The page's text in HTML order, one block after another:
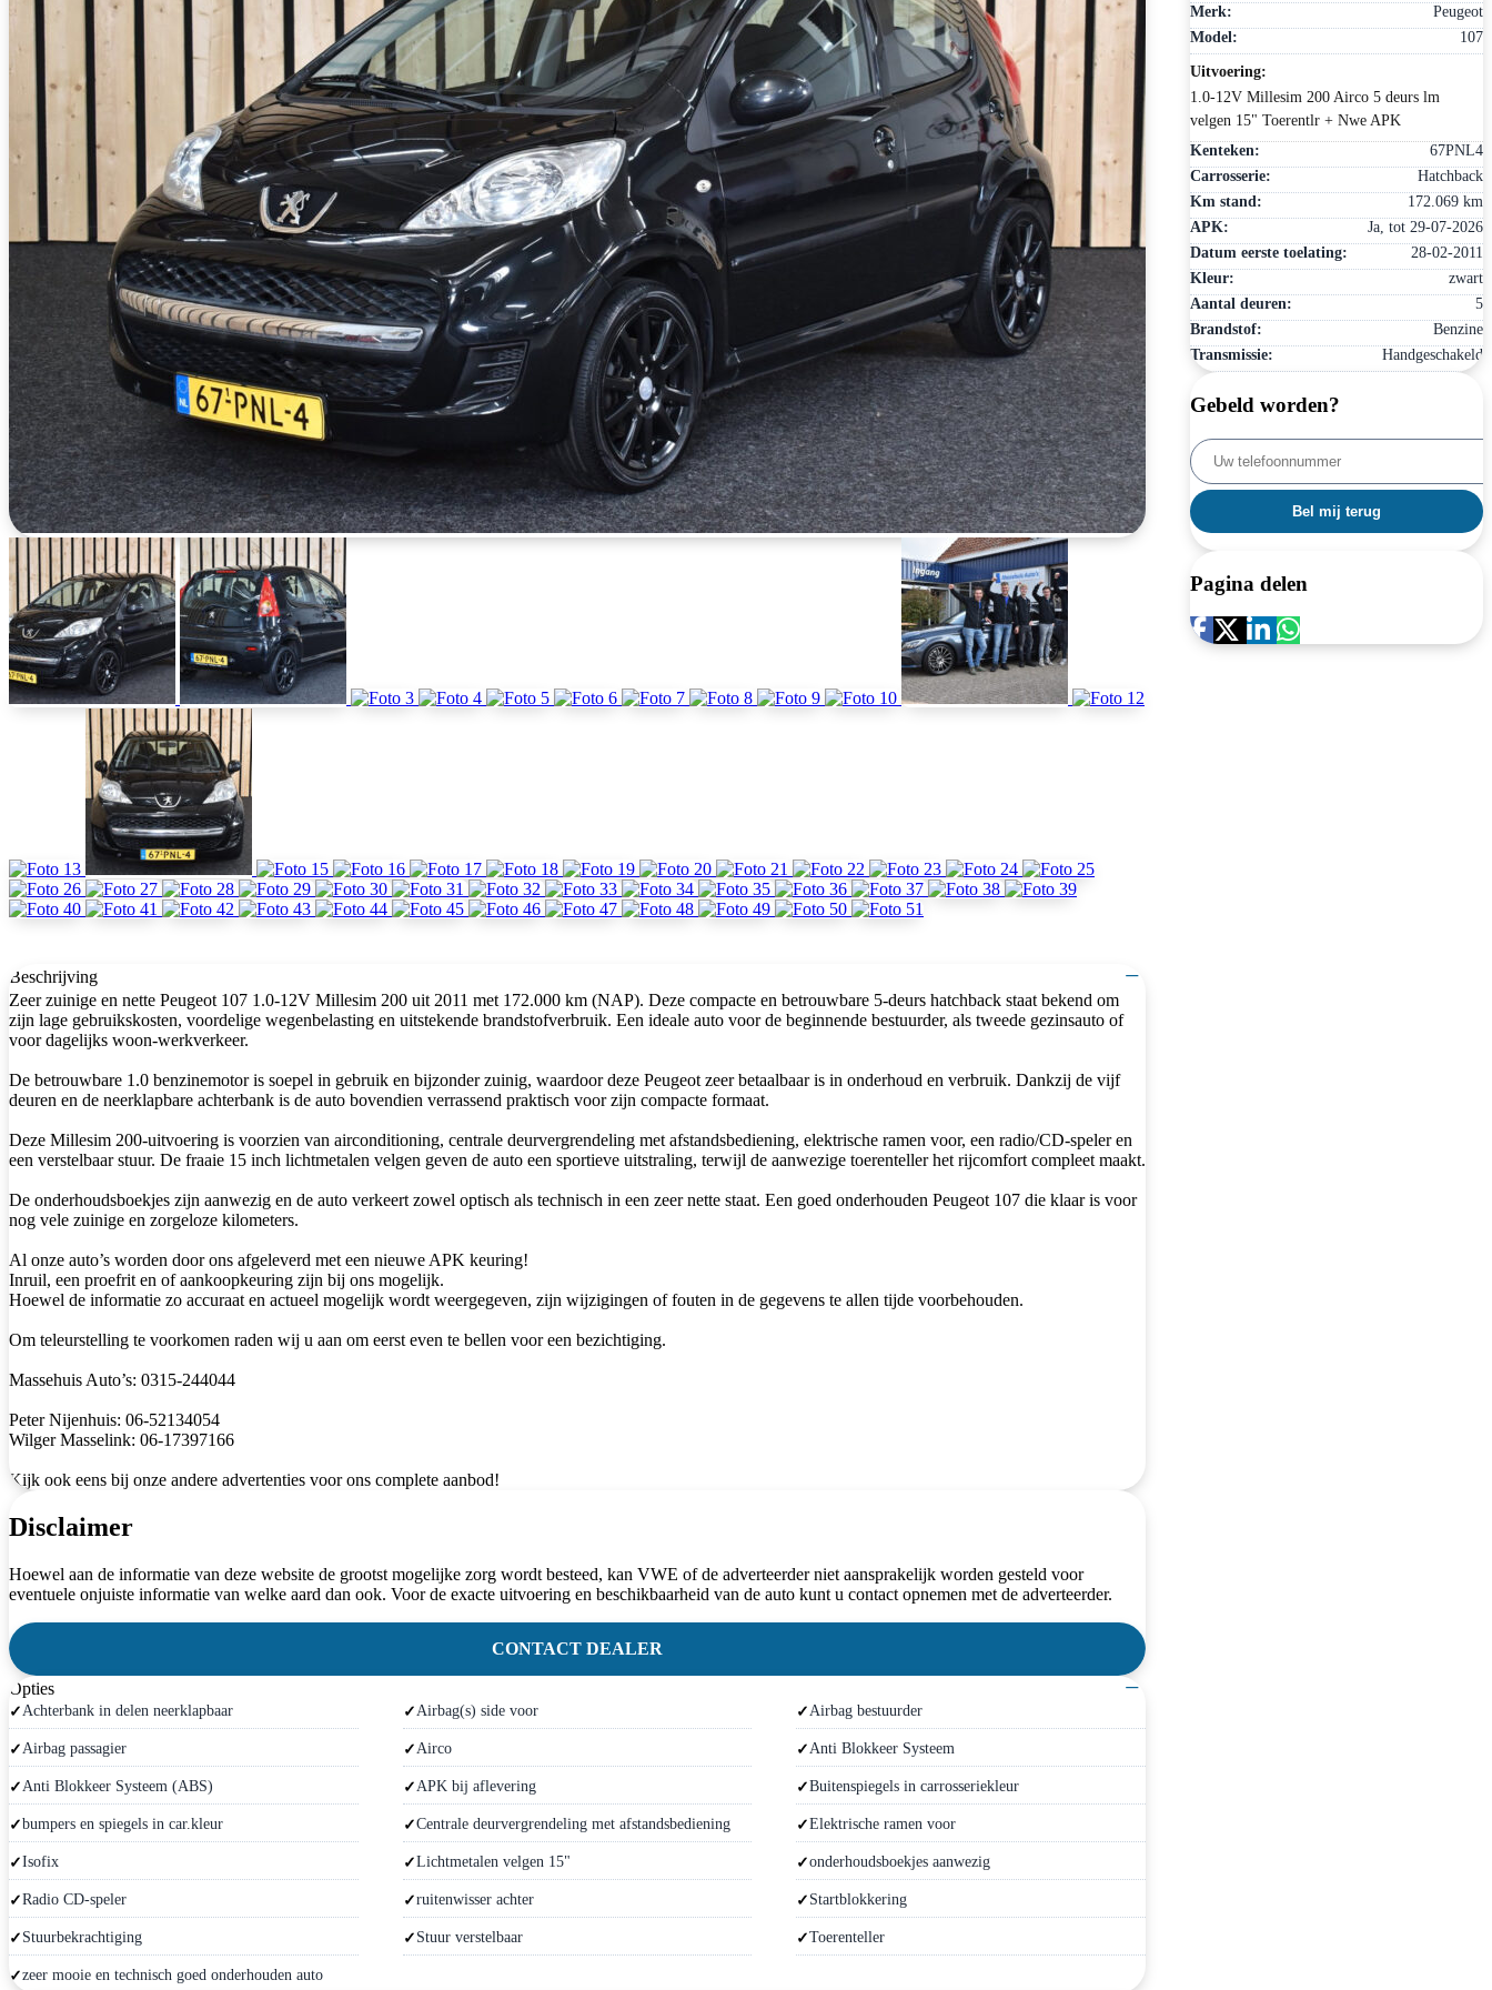
Merk:
Peugeot
Model:
107
Uitvoering:
1.0-12V Millesim 200 Airco 5 deurs lm
velgen 15" Toerentlr + Nwe APK
Kenteken:
67PNL4
Carrosserie:
Hatchback
Km stand:
172.069 km
APK:
Ja, tot 29-07-2026
Datum eerste toelating:
28-02-2011
Kleur:
zwart
Aantal deuren:
5
Brandstof:
Benzine
Transmissie:
Handgeschakeld
Gebeld worden?
Pagina delen
Beschrijving −
Zeer zuinige en nette Peugeot 107 1.0-12V Millesim 200 uit 2011 met 172.000 km (NAP). Deze compacte en betrouwbare 5-deurs hatchback staat bekend om
zijn lage gebruikskosten, voordelige wegenbelasting en uitstekende brandstofverbruik. Een ideale auto voor de beginnende bestuurder, als tweede gezinsauto of
voor dagelijks woon-werkverkeer.
De betrouwbare 1.0 benzinemotor is soepel in gebruik en bijzonder zuinig, waardoor deze Peugeot zeer betaalbaar is in onderhoud en verbruik. Dankzij de vijf
deuren en de neerklapbare achterbank is de auto bovendien verrassend praktisch voor zijn compacte formaat.
Deze Millesim 200-uitvoering is voorzien van airconditioning, centrale deurvergrendeling met afstandsbediening, elektrische ramen voor, een radio/CD-speler en
een verstelbaar stuur. De fraaie 15 inch lichtmetalen velgen geven de auto een sportieve uitstraling, terwijl de aanwezige toerenteller het rijcomfort compleet maakt.
De onderhoudsboekjes zijn aanwezig en de auto verkeert zowel optisch als technisch in een zeer nette staat. Een goed onderhouden Peugeot 107 die klaar is voor
nog vele zuinige en zorgeloze kilometers.
Al onze auto’s worden door ons afgeleverd met een nieuwe APK keuring!
Inruil, een proefrit en of aankoopkeuring zijn bij ons mogelijk.
Hoewel de informatie zo accuraat en actueel mogelijk wordt weergegeven, zijn wijzigingen of fouten in de gegevens te allen tijde voorbehouden.
Om teleurstelling te voorkomen raden wij u aan om eerst even te bellen voor een bezichtiging.
Massehuis Auto’s: 0315-244044
Peter Nijenhuis: 06-52134054
Wilger Masselink: 06-17397166
Kijk ook eens bij onze andere advertenties voor ons complete aanbod!
Disclaimer
Hoewel aan de informatie van deze website de grootst mogelijke zorg wordt besteed, kan VWE of de adverteerder niet aansprakelijk worden gesteld voor
eventuele onjuiste informatie van welke aard dan ook. Voor de exacte uitvoering en beschikbaarheid van de auto kunt u contact opnemen met de adverteerder.
CONTACT DEALER
Opties −
Achterbank in delen neerklapbaar Airbag(s) side voor Airbag bestuurder
Airbag passagier Airco Anti Blokkeer Systeem
Anti Blokkeer Systeem (ABS) APK bij aflevering Buitenspiegels in carrosseriekleur
bumpers en spiegels in car.kleur Centrale deurvergrendeling met afstandsbediening Elektrische ramen voor
Isofix Lichtmetalen velgen 15" onderhoudsboekjes aanwezig
Radio CD-speler ruitenwisser achter Startblokkering
Stuurbekrachtiging Stuur verstelbaar Toerenteller
zeer mooie en technisch goed onderhouden auto